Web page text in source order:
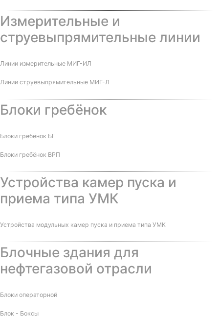
Измерительные и
струевыпрямительные линии
Линии измерительные МИГ-ИЛ
Линии струевыпрямительные МИГ-Л
Блоки гребёнок
Блоки гребёнок БГ
Блоки гребёнок ВРП
Устройства камер пуска и
приема типа УМК
Устройства модульных камер пуска и приема типа УМК
Блочные здания для
нефтегазовой отрасли
Блоки операторной
Блок - Боксы